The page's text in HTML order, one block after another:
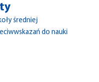
średniej
do nauki